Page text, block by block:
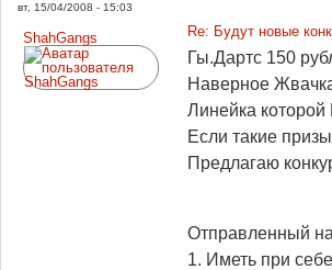
вт, 15/04/2008 - 15:03
ShahGangs
Re: Будут новые
Гы.Дартс 150
Наверное
Линейка
Если такие
Предлагаю
Отправленный
1. Иметь при